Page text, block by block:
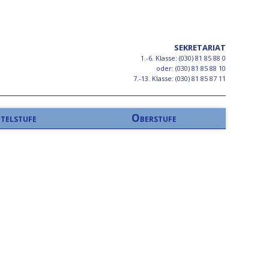
SEKRETARIAT
1.-6. Klasse: (030) 81 85 88 0
oder: (030) 81 85 88 10
7.-13. Klasse: (030) 81 85 87 11
Oberstufe